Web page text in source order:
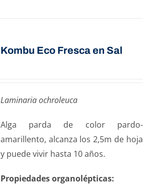
Kombu Eco Fresca en Sal
Laminaria ochroleuca
Alga parda de color pardo-
amarillento, alcanza los 2,5m de hoja
y puede vivir hasta 10 años.
Propiedades organolépticas: